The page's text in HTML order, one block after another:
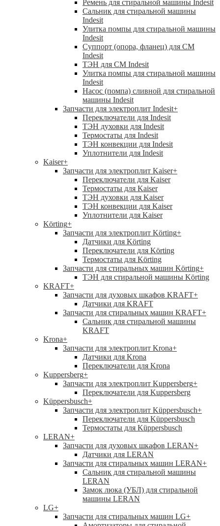
Ремень для стиральной машины Indesit
Сальник для стиральной машины
Indesit
Улитка помпы для стиральной машины
Indesit
Суппорт (опора, фланец) для СМ
Indesit
ТЭН для СМ Indesit
Улитка помпы для стиральной машины
Indesit
Насос (помпа) сливной для стиральной
машины Indesit
Запчасти для электроплит Indesit+
Переключатели для Indesit
ТЭН духовки для Indesit
Термостаты для Indesit
ТЭН конвекции для Indesit
Уплотнители для Indesit
Kaiser+
Запчасти для электроплит Kaiser+
Переключатели для Kaiser
Термостаты для Kaiser
ТЭН духовки для Kaiser
ТЭН конвекции для Kaiser
Уплотнители для Kaiser
Körting+
Запчасти для электроплит Körting+
Датчики для Körting
Переключатели для Körting
Термостаты для Körting
Запчасти для стиральных машин Körting+
ТЭН для стиральной машины Körting
KRAFT+
Запчасти для духовых шкафов KRAFT+
Датчики для KRAFT
Запчасти для стиральных машин KRAFT+
Сальник для стиральной машины
KRAFT
Krona+
Запчасти для электроплит Krona+
Датчики для Krona
Переключатели для Krona
Kuppersberg+
Запчасти для электроплит Kuppersberg+
Переключатели для Kuppersberg
Küppersbusch+
Запчасти для электроплит Küppersbusch+
Переключатели для Küppersbusch
Термостаты для Küppersbusch
LERAN+
Запчасти для духовых шкафов LERAN+
Датчики для LERAN
Запчасти для стиральных машин LERAN+
Сальник для стиральной машины
LERAN
Замок люка (УБЛ) для стиральной
машины LERAN
LG+
Запчасти для стиральных машин LG+